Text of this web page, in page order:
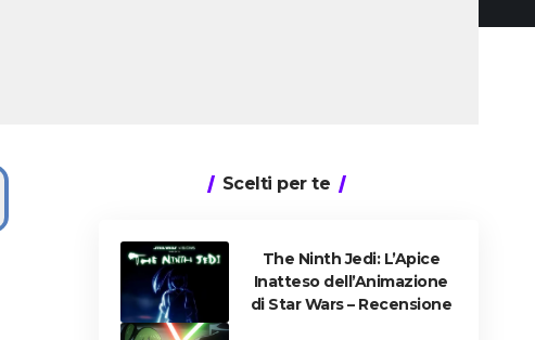
Scelti per te
The Ninth Jedi: L’Apice
Inatteso dell’Animazione
di Star Wars – Recensione